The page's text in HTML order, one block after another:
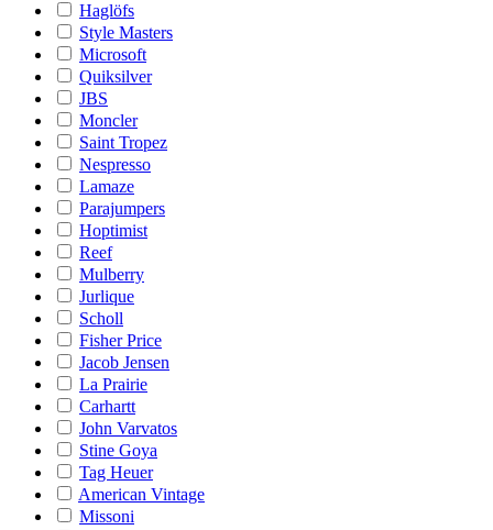
Haglöfs
Style Masters
Microsoft
Quiksilver
JBS
Moncler
Saint Tropez
Nespresso
Lamaze
Parajumpers
Hoptimist
Reef
Mulberry
Jurlique
Scholl
Fisher Price
Jacob Jensen
La Prairie
Carhartt
John Varvatos
Stine Goya
Tag Heuer
American Vintage
Missoni